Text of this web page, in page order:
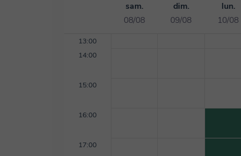
sam.
08/08
dim.
09/08
lun.
10/08
13:00
14:00
15:00
16:00
17:00